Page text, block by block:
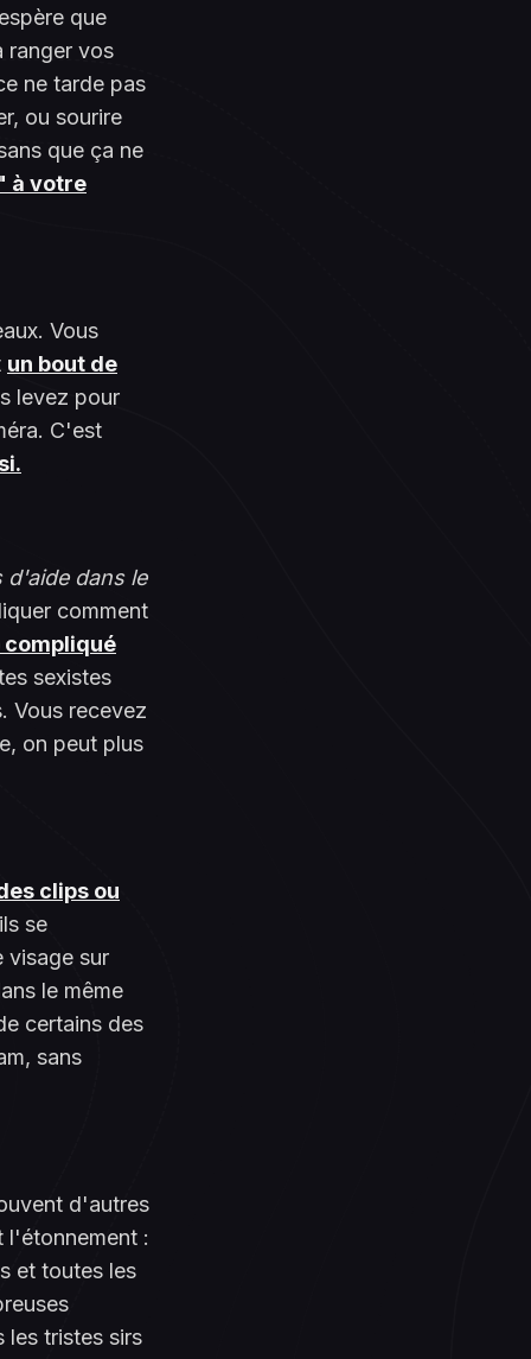
que
ranger vos
ne tarde pas
ou sourire
que ça ne
à votre
Vous
un bout de
levez pour
C'est
d'aide dans le
comment
compliqué
sexistes
Vous recevez
on peut plus
clips ou
se
visage sur
le même
certains des
sans
d'autres
l'étonnement :
et toutes les
les tristes sirs